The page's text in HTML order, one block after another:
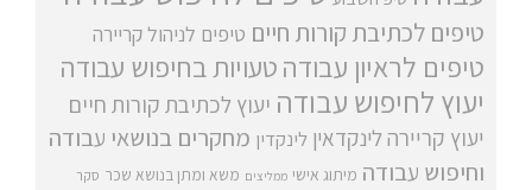
טיפים לכתיבת קורות חיים טיפים לניהול קריירה
טיפים לראיון עבודהטעויות בחיפוש עבודה
יעוץ לחיפוש עבודה יעוץ לכתיבת קורות חיים
יעוץ קריירה לינקדאין לינקדין מחקרים בנושאי עבודה
וחיפוש עבודה מיתוג אישי ממליצים משא ומתן בנושא שכר סקר